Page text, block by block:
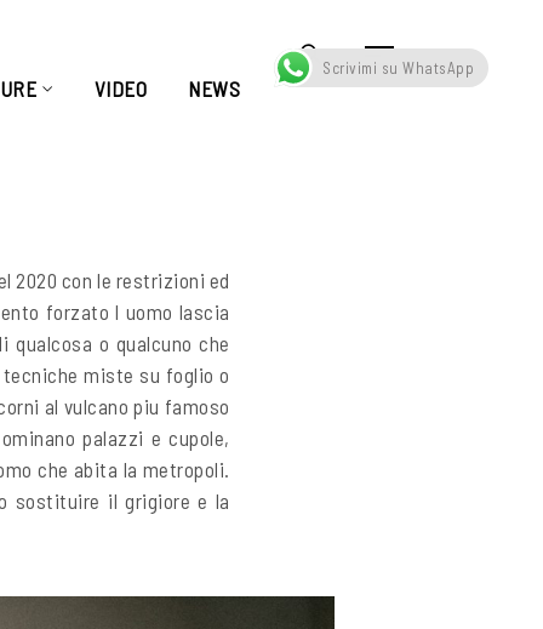
VIDEO NEWS
2020 con le restrizioni ed
forzato l uomo lascia
o qualcuno che
miste su foglio o
al vulcano piu famoso
palazzi e cupole,
che abita la metropoli.
sostituire il grigiore e la
Scrivimi su WhatsApp